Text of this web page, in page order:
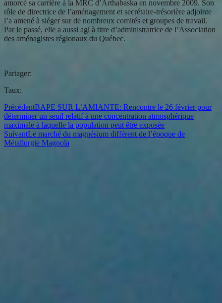
amorcé sa carrière à la MRC d’Arthabaska en novembre 2009. Son
rôle de directrice de l’aménagement et secrétaire-trésorière adjointe
l’a amené à siéger sur de nombreux comités et groupes de travail.
Par le passé, elle a aussi agi à titre d’administratrice de l’Association
des aménagistes régionaux du Québec.
Partager:
Taux:
PrécédentBAPE SUR L’AMIANTE: Rencontre le 26 février pour
déterminer un seuil relatif à une concentration atmosphérique
maximale à laquelle la population peut être exposée
SuivantLe marché du magnésium différent de l’époque de
Métallurgie Magnola